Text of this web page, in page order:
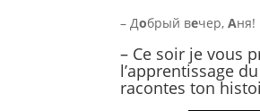
– Добрый вечер,Аня!
– Ce soir je vous
l’apprentissage
racontes ton